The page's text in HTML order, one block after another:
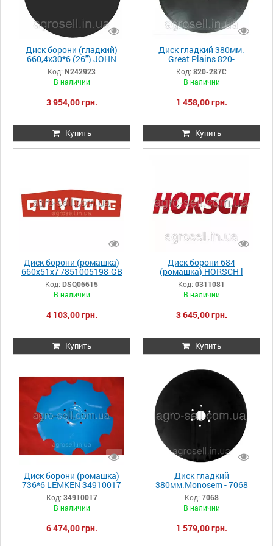
Диск борони (гладкий)
660,4x30*6 (26") JOHN
DEERE (26''x0.256'')
N242923
Код: N242923
В наличии
3 954,00 грн.
Купить
Диск гладкий 380мм.
Great Plains 820-
287C/404-121S - голий
Код: 820-287C
В наличии
1 458,00 грн.
Купить
Диск борони (ромашка)
660x51x7 /851005198-GB
QUIVOGNE
DSQ06615/DSQ06630
Код: DSQ06615
В наличии
4 103,00 грн.
Купить
Диск борони 684
(ромашка) HORSCH l
00311081
Код: 0311081
В наличии
3 645,00 грн.
Купить
Диск борони (ромашка)
736*6 LEMKEN 34910017
Код: 34910017
В наличии
6 474,00 грн.
Диск гладкий
380мм.Monosem - 7068
Код: 7068
В наличии
1 579,00 грн.